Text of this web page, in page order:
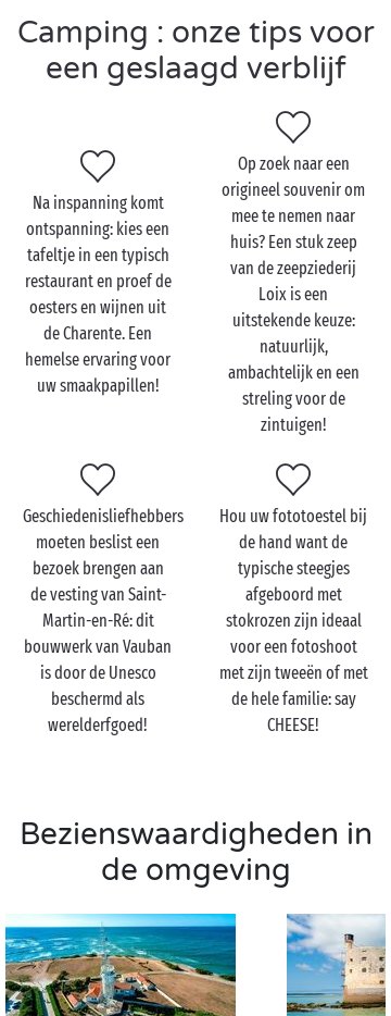
tenten, het nabijgelegenstrand,kinderclubs, dag- en
avondactiviteiten … Voor een campingvakantie moet
u echt bij Sandaya zijn!
Bezoek het Île de Ré met
de hele familie
Dankzij het uitgebreide activiteitenaanbod geniet u
dubbel en dik van een vakantie
met uw familie
het Île de Ré: er is voor elk wat wils! Zowel op de wal
als op zee beleven uw kleine matroosjes
onvergetelijke momenten. Op surfles of tijdens een
cursus catamaranvaren op de golven van de
voelen ze zich echte helden!
Op de wal beleven uw ridders in de dop het grootste
plezier aan een
of op een pony. Hebben
ze zin voor avontuur, dan zijn ze beslist te vinden
voor een ritje met een elektrische quad. Een andere
ludieke activiteit die het kroost sowieso weet te
boeien: een workshop over bijenteelt! De kids komen
er alles te weten over de wereld van deze natuurlijke
bewakers van het milieu.
Hoe een verblijf met uw geliefdeop het Île de Ré
eruitziet? Moeilijk te zeggen, want u doet er precies
het programma: een mooiefietstocht door de
zoutpannen. Hou halt waar u maar wilt (of toch
ongeveer) om te picknicken en geniet met volle
teugen van het moment.
Camping : onze tips voor
een geslaagd verblijf
Na inspanning komt
ontspanning: kies een
tafeltje in een typisch
restaurant en proef de
oesters en wijnen uit
de Charente. Een
hemelse ervaring voor
uw smaakpapillen!
Op zoek naar een
origineel souvenir om
mee te nemen naar
huis? Een stuk zeep
van de zeepziederij
Loix is een
uitstekende keuze:
natuurlijk,
ambachtelijk en een
streling voor de
zintuigen!
Geschiedenisliefhebbers
moeten beslist een
bezoek brengen aan
de vesting van Saint-
Martin-en-Ré: dit
bouwwerk van Vauban
is door de Unesco
beschermd als
werelderfgoed!
Hou uw fototoestel bij
de hand want de
typische steegjes
afgeboord met
stokrozen zijn ideaal
voor een fotoshoot
met zijn tweeën of met
de hele familie: say
CHEESE!
Bezienswaardigheden in
de omgeving